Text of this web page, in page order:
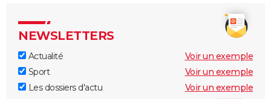
NEWSLETTERS
Actualité
Voir un exemple
Sport
Voir un exemple
Les dossiers d'actu
Voir un exemple